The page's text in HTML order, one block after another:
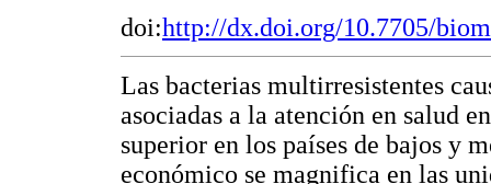
doi:http://dx.doi.org/10.7705/
Las bacterias multirresistentes
asociadas a la atención en salud
superior en los países de bajos y
económico se magnifica en las